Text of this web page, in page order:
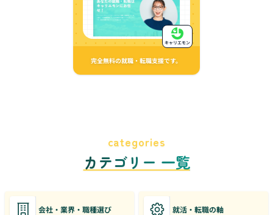
完全無料の就職・転職支援です。
キャリエモン
categories
カテゴリー 一覧
会社・業界・職種選び 就活・転職の軸